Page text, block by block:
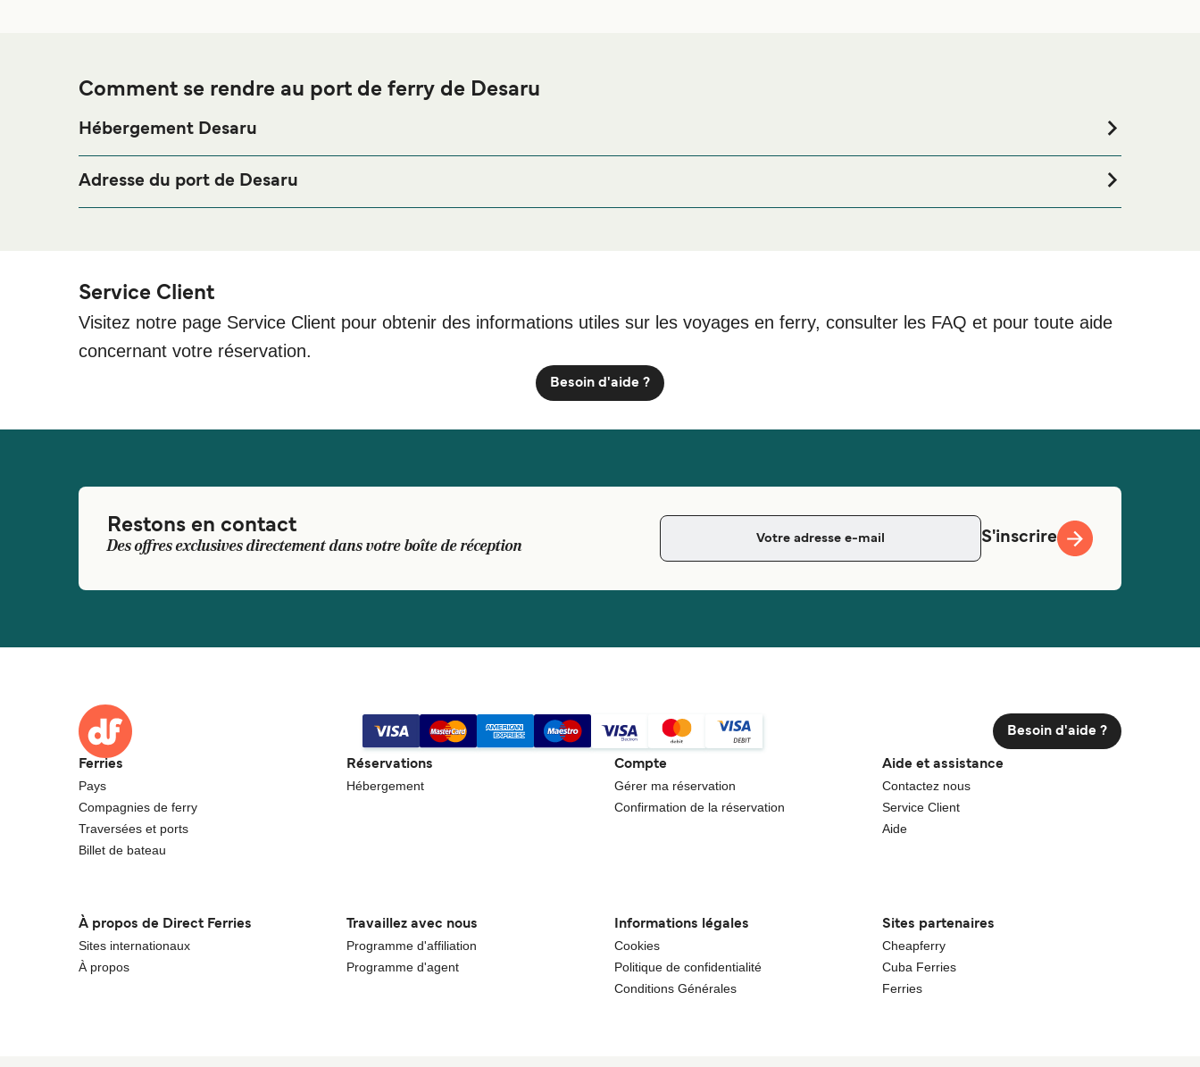
Comment se rendre au port de ferry de Desaru
Hébergement Desaru
merci de bien vouloir visiter notre page
Adresse du port de Desaru
Service Client
Visitez notre page Service Client pour obtenir des informations utiles sur les voyages en ferry, consulter les FAQ et pour toute aide
concernant votre réservation.
Besoin d'aide ?
Restons en contact
Des offres exclusives directement dans votre boîte de réception S'inscrire
Besoin d'aide ?
Ferries
Pays
Compagnies de ferry
Traversées et ports
Billet de bateau
Réservations
Hébergement
Compte
Gérer ma réservation
Confirmation de la réservation
Aide et assistance
Contactez nous
Service Client
Aide
À propos de Direct Ferries
Sites internationaux
À propos
Travaillez avec nous
Programme d'affiliation
Programme d'agent
Informations légales
Cookies
Politique de confidentialité
Conditions Générales
Sites partenaires
Cheapferry
Cuba Ferries
Ferries